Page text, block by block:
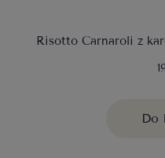
Risotto Carnaroli z
Do